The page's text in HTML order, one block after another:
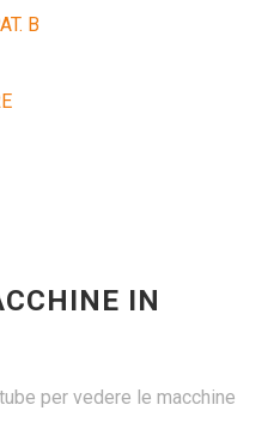
B
IN
per vedere le macchine